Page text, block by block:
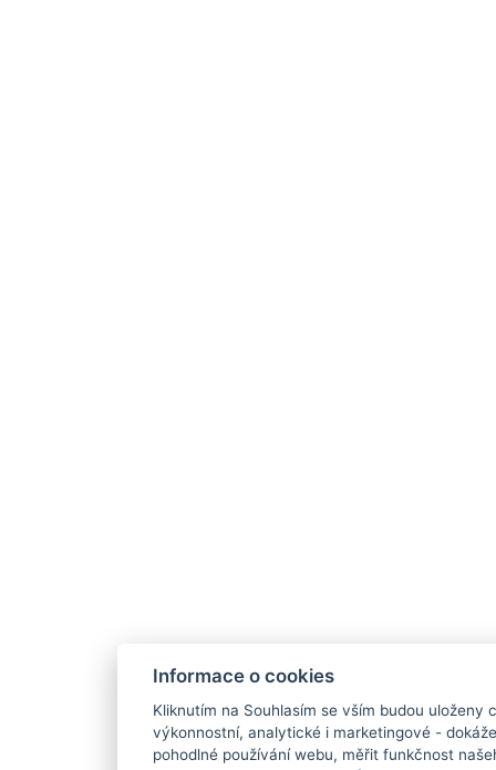
Informace o cookies
Kliknutím na Souhlasím se vším budou uloženy
výkonnostní, analytické i marketingové -
pohodlné používání webu, měřit funkčnost